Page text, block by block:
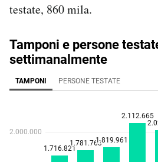
testate, 860 mila.